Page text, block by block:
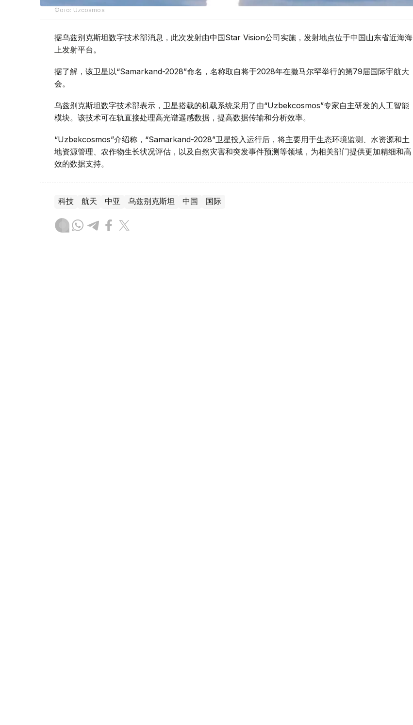
Фото: Uzcosmos
据乌兹别克斯坦数字技术部消息，此次发射由中国Star Vision公司实施，发射地点位于中国山东省近海海
上发射平台。
据了解，该卫星以“Samarkand-2028”命名，名称取自将于2028年在撒马尔罕举行的第79届国际宇航大
会。
乌兹别克斯坦数字技术部表示，卫星搭载的机载系统采用了由“Uzbekcosmos”专家自主研发的人工智能
模块。该技术可在轨直接处理高光谱遥感数据，提高数据传输和分析效率。
“Uzbekcosmos”介绍称，“Samarkand-2028”卫星投入运行后，将主要用于生态环境监测、水资源和土
地资源管理、农作物生长状况评估，以及自然灾害和突发事件预测等领域，为相关部门提供更加精细和高
效的数据支持。
科技 航天 中亚 乌兹别克斯坦 中国 国际